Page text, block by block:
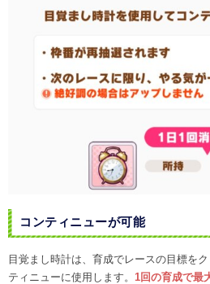
コンティニューが可能
目覚まし時計は、育成でレースの目標を
ティニューに使用します。 1回の育成で最